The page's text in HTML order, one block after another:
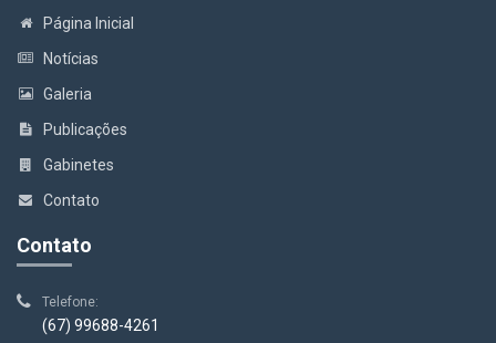
Página Inicial
Notícias
Galeria
Publicações
Gabinetes
Contato
Contato
Telefone:
(67) 99688-4261